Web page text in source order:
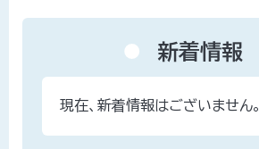
新着情報
現在、新着情報はございません。